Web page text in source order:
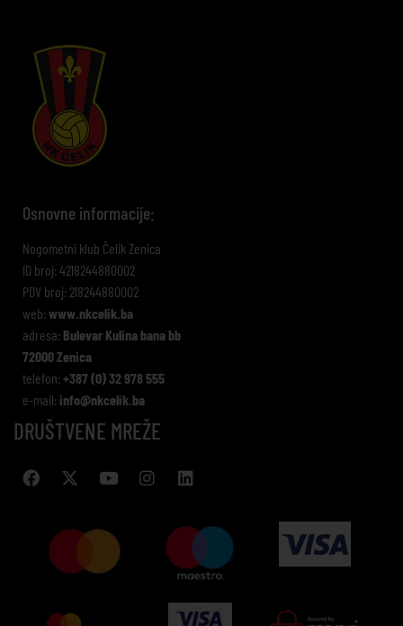
Osnovne informacije:
Nogometni klub Čelik Zenica
ID broj: 4218244880002
PDV broj: 218244880002
web: www.nkcelik.ba
adresa: Bulevar Kulina bana bb
72000 Zenica
telefon: +387 (0) 32 978 555
e-mail: info@nkcelik.ba
DRUŠTVENE MREŽE